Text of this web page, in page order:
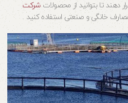
دهند تا بتوانید از محصولاتشرکت
خانگی و صنعتی استفاده کنید .